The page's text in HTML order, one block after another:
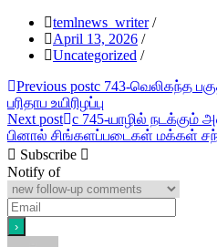
temlnews_writer /
April 13, 2026 /
Uncategorized /
Post
navigation
Previous postc 743-வெலிகந்த
பரிதாப உயிரிழப்பு
Next post c 745-யாழில்
பினால் சிங்களப்படைகள் மக்கள்
Subscribe
Notify of